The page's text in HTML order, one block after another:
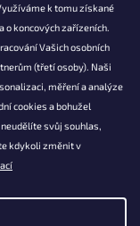
k tomu získané
o koncových zařízeních.
Vašich osobních
(třetí osoby). Naši
měření a analýze
cookies a bohužel
svůj souhlas,
kdykoli změnit v